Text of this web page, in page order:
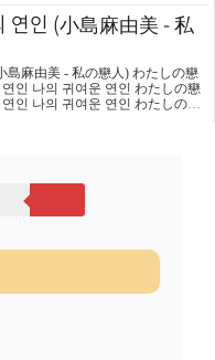
짓말은 잘 못하니까요 친구들이라
진 않기에 失った夢だけが 美し
去った優しさも今は 甘い記憶 Sw
아름답게 보이는 건 어째서일까 지
억 Sweet memories Don't kiss me
more pain Please don..
연인 (小島麻由美 - 私
島麻由美 - 私の戀人) わたしの戀
인 나의 귀여운 연인 わたしの戀
인 나의 귀여운 연인 わたしの戀
귀여운 연인 わたしの戀人 わたし
귀여운 연인 あの場所で わたし待
. ダンスパ-ティ-の そのあとで댄